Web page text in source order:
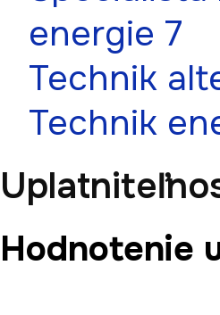
energie 7
Technik
Technik
Hodnotenie